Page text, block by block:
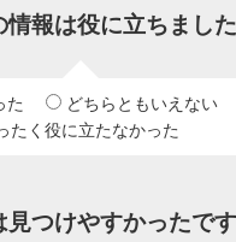
情報は役に立ちまし
た どちらともいえない
たく役に立たなかった
見つけやすかったで